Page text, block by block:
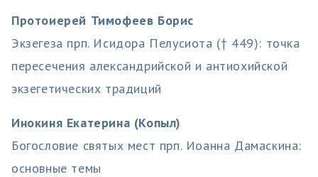
Протоиерей Тимофеев Борис
Экзегеза прп. Исидора Пелусиота († 449): точка
пересечения александрийской и антиохийской
экзегетических традиций
Инокиня Екатерина (Копыл)
Богословие святых мест прп. Иоанна Дамаскина:
основные темы